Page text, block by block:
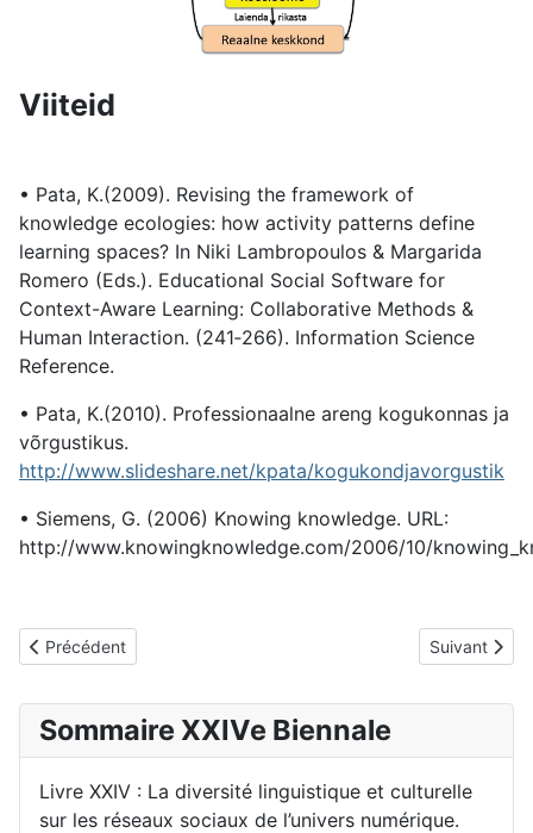
Sommaire XXIVe Biennale
Livre XXIV : La diversité linguistique et culturelle
sur les réseaux sociaux de l’univers numérique.
Viiteid
• Pata, K.(2009). Revising the framework of
knowledge ecologies: how activity patterns define
learning spaces? In Niki Lambropoulos & Margarida
Romero (Eds.). Educational Social Software for
Context-­Aware Learning: Collaborative Methods &
Human Interaction. (241‐266). Information Science
Reference.
• Pata, K.(2010). Professionaalne areng kogukonnas ja
võrgustikus.
http://www.slideshare.net/kpata/kogukondjavorgustik
• Siemens, G. (2006) Knowing knowledge. URL:
http://www.knowingknowledge.com/2006/10/
Article précédent : B24 Alain VUILLEMIN
Précédent Article
Suivant